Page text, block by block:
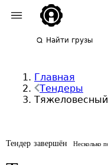
Найти грузы
Главная
Тендеры
Тяжеловесный
Тендер завершён Несколько